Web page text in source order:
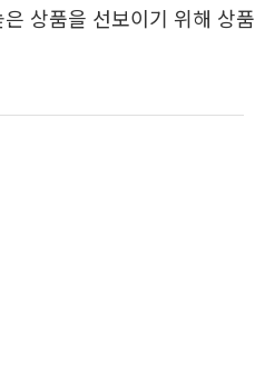
상품을 선보이기 위해 상품